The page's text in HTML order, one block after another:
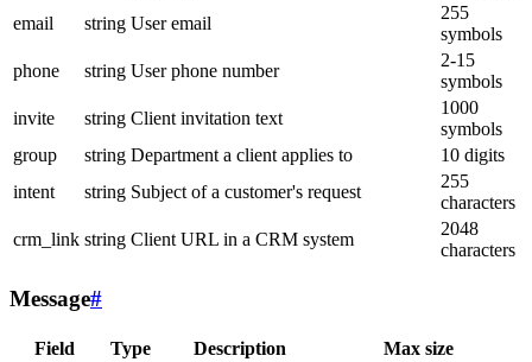
email
string User email
255
symbols
phone
string User phone number
2-15
symbols
invite
string Client invitation text
1000
symbols
group
string Department a client applies to
10 digits
intent
string Subject of a customer's request
255
characters
crm_link string Client URL in a CRM system
2048
characters
Message#
Field Type Description Max size